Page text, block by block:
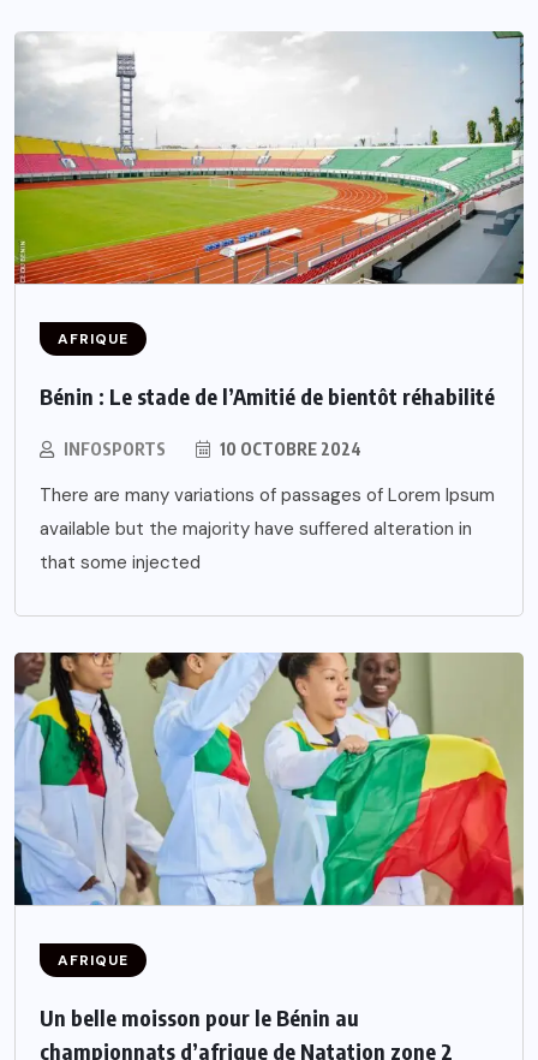
AFRIQUE
Bénin : Le stade de l’Amitié de bientôt réhabilité
INFOSPORTS 10 OCTOBRE 2024
There are many variations of passages of Lorem Ipsum
available but the majority have suffered alteration in
that some injected
AFRIQUE
Un belle moisson pour le Bénin au
championnats d’afrique de Natation zone 2